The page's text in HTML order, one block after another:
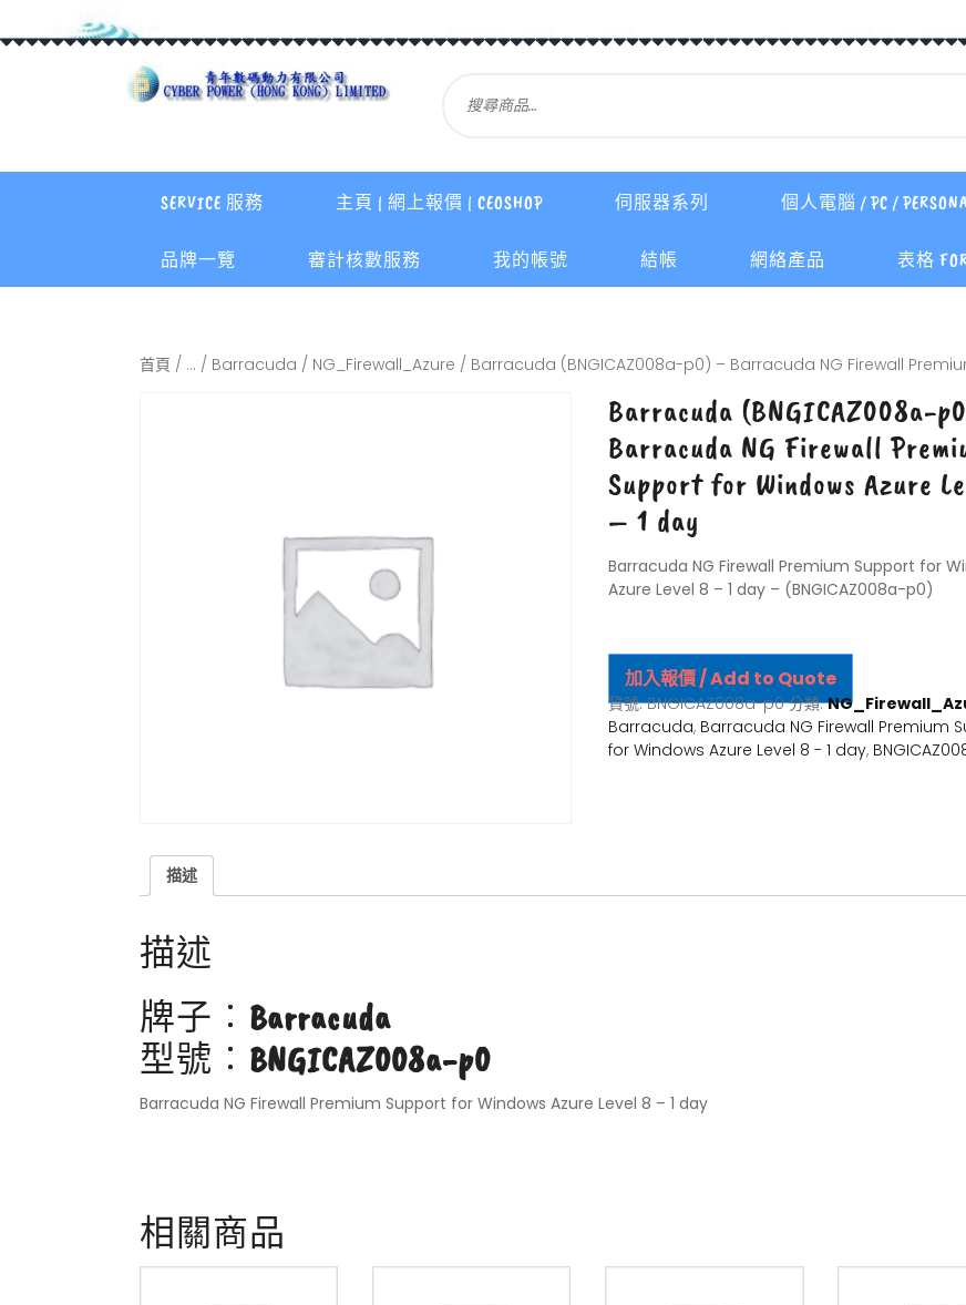
SERVICE 服務 主頁 | 網上報價 | CEOSHOP 伺服器系列 個人電腦 / PC /
品牌一覽 審計核數服務 我的帳號 結帳 網絡產品 表格
首頁 / ... / Barracuda / NG_Firewall_Azure / Barracuda (BNGICAZ008a-p0) – Barracuda NG Firewall
Barracuda (BNGICAZ008a-
Barracuda NG Firewall
Support for Windows Azure
– 1 day
Barracuda NG Firewall Premium Support for
Azure Level 8 – 1 day – (BNGICAZ008a-p0)
加入報價 / Add to Quote
貨號:BNGICAZ008a-p0 分類:
Barracuda, Barracuda NG Firewall Premium
for Windows Azure Level 8 - 1 day,
描述
描述
牌子︰ Barracuda
型號︰ BNGICAZ008a-p0
Barracuda NG Firewall Premium Support for Windows Azure Level 8 – 1 day
相關商品